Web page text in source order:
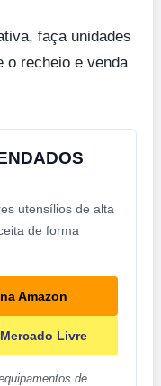
faça unidades
o recheio e venda
utensílios de alta
de forma
Amazon
Livre
de